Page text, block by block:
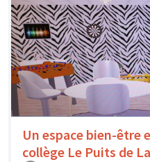
Un espace bien-être
collège Le Puits de